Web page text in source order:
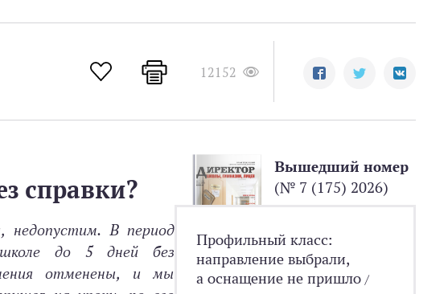
12152
справки?
недопустим. В период
школе до 5 дней без
отменены, и мы
Вышедший номер
(№ 7 (175) 2026)
Профильный класс:
направление выбрали,
а оснащение не пришло /